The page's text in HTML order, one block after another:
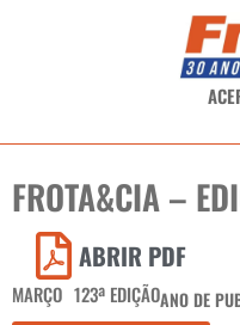
FROTA&CIA –
ABRIR PDF
MARÇO 123ª EDIÇÃOANO DE